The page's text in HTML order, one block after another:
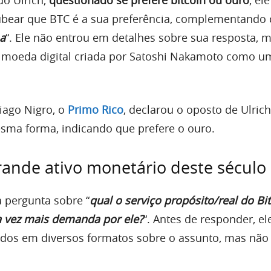
que BTC é a sua preferência, complementando
“. Ele não entrou em detalhes sobre sua resposta,
digital criada por Satoshi Nakamoto como
Nigro, o Primo Rico, declarou o oposto de
forma, indicando que prefere o ouro.
ativo monetário deste século
sobre “qual o serviço propósito/real do
mais demanda por ele?“. Antes de responder,
em diversos formatos sobre o assunto, mas